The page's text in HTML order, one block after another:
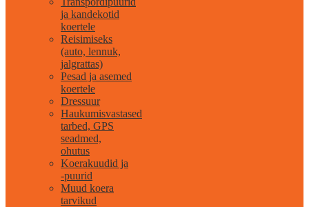
ja kandekotid
koertele
Reisimiseks
(auto, lennuk,
jalgrattas)
Pesad ja asemed
koertele
Dressuur
Haukumisvastased
tarbed, GPS
seadmed,
ohutus
Koerakuudid ja
-puurid
Muud koera
tarvikud